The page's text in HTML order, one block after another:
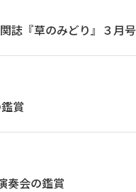
誌『草のみどり』３月
賞
奏会の鑑賞